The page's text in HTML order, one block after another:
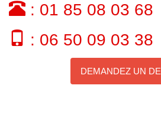
: 01 85 08 03 68
: 06 50 09 03 38
DEMANDEZ UN